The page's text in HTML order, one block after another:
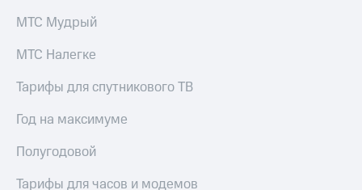
облигаций
Реквизиты
Контакты
развитие
На главную
МТС Мудрый
МТС Налегке
Тарифы для спутникового ТВ
Год на максимуме
Полугодовой
Тарифы для часов и модемов